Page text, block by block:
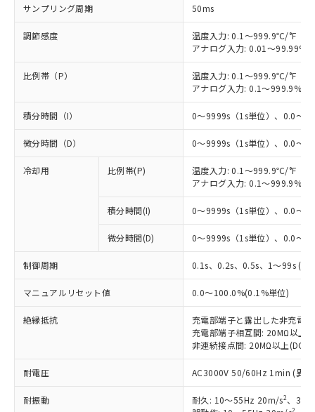
サンプリング周期 50ms
調節感度
温度入力: 0.1～999.9℃/°F（
アナログ入力: 0.01～
比例帯（P）
温度入力: 0.1～999.9℃/°F（
アナログ入力: 0.1～999.9%FS
積分時間（I） 0～9999s（1s単位）、0.0～
微分時間（D） 0～9999s（1s単位）、0.0～
冷却用 比例帯(P)
温度入力: 0.1～999.9℃/°F（
アナログ入力: 0.1～999.9%FS
積分時間(I) 0～9999s（1s単位）、0.0～
微分時間(D) 0～9999s（1s単位）、0.0～
制御周期 0.1s、0.2s、0.5s、1～99s (1s
マニュアルリセット値 0.0～100.0%(0.1%単位)
絶縁抵抗
充電部端子と露出した非充電
充電部端子相互間: 20MΩ以上
非連続接点間: 20MΩ以上
耐電圧 AC3000V 50/60Hz 1min (異極
耐振動 耐久: 10～55Hz 20m/s2、3軸
2
以下の条件をお読みいただき、同意のうえ
※1 対応状況
対応済み：EU RoHS指令（10物質）の
非含有に対応した製品が提供可能な商品で
す。
対応予定：EU RoHS指令（10物質）の非含
有に対応した製品に切り替える予定のある
対応予定なし：EU RoHS指令（10物質）の
非含有に非対応の商品で、対応品を出す予